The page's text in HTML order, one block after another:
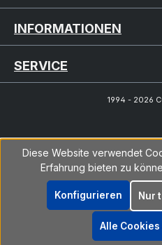
INFORMATIONEN
SERVICE
1994 - 2026
Diese Website verwendet
Erfahrung bieten zu
Nur
Konfigurieren
Alle